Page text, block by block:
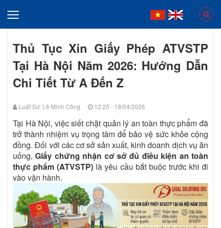
Thủ Tục Xin Giấy Phép ATVSTP
Tại Hà Nội Năm 2026: Hướng Dẫn
Chi Tiết Từ A Đến Z
Luật Sư: Lê Minh Công 12:25 - 18/04/2026
Tại Hà Nội, việc siết chặt quản lý an toàn thực phẩm đã
trở thành nhiệm vụ trọng tâm để bảo vệ sức khỏe cộng
đồng. Đối với các cơ sở sản xuất, kinh doanh dịch vụ ăn
uống,Giấy chứng nhận cơ sở đủ điều kiện an toàn
thực phẩm (ATVSTP) là yêu cầu bắt buộc trước khi đi
vào vận hành.